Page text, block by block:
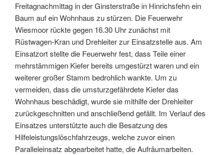
Freitagnachmittag in der Ginsterstraße in Hinrichsfehn ein
Baum auf ein Wohnhaus zu stürzen. Die Feuerwehr
Wiesmoor rückte gegen 16.30 Uhr zunächst mit
Rüstwagen-Kran und Drehleiter zur Einsatzstelle aus. Am
Einsatzort stellte die Feuerwehr fest, dass Teile einer
mehrstämmigen Kiefer bereits umgestürzt waren und ein
weiterer großer Stamm bedrohlich wankte. Um zu
vermeiden, dass die umsturzgefährdete Kiefer das
Wohnhaus beschädigt, wurde sie mithilfe der Drehleiter
zurückgeschnitten und anschließend gefällt. Im Verlauf des
Einsatzes unterstützte auch die Besatzung des
Hilfeleistungslöschfahrzeugs, welche zuvor einen
Paralleleinsatz abgearbeitet hatte, die Aufräumarbeiten.